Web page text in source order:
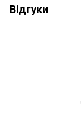
Відгуки